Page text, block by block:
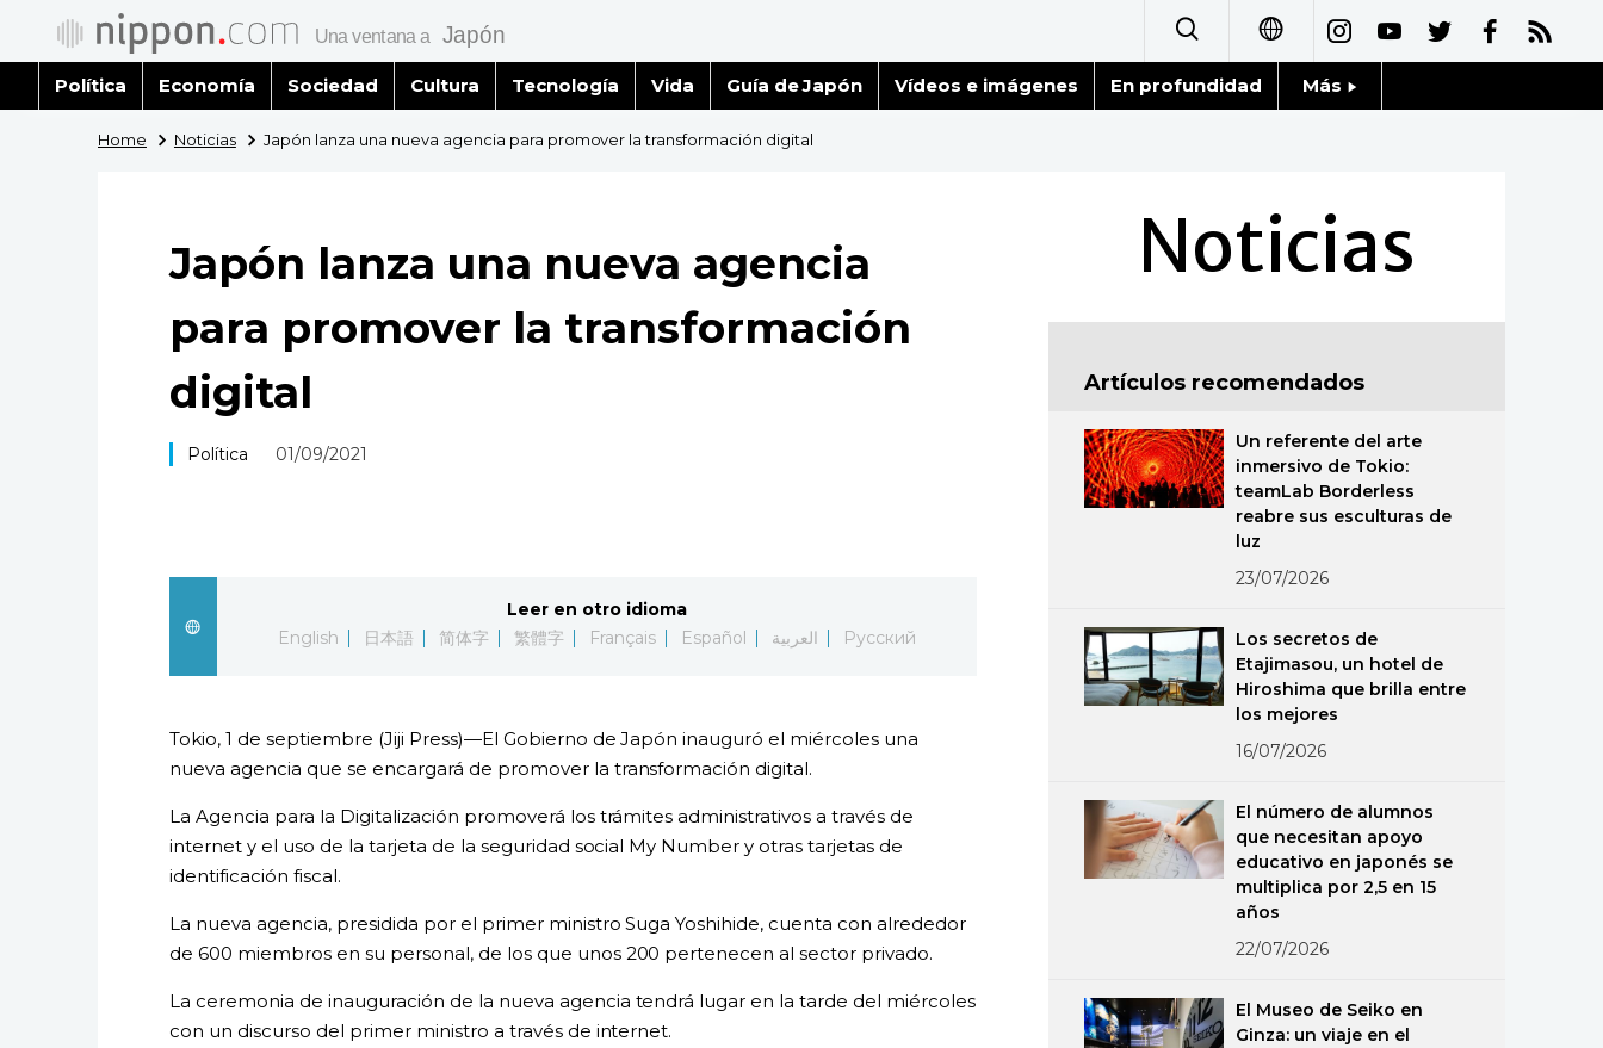
日本語
简体字
繁體字
العربية
Русский
Política Economía Sociedad Cultura Tecnología Vida Guía de Japón Vídeos e imágenes En profundidad Más
Fragmentos de Japón
Gente
Blog
Tokio
Avisos
Home Noticias Japón lanza una nueva agencia para promover la transformación digital
Japón lanza una nueva agencia
para promover la transformación
digital
Política 01/09/2021
Leer en otro idioma
English
日本語 简体字 繁體字 Français Español العربية Русский
Tokio, 1 de septiembre (Jiji Press)—El Gobierno de Japón inauguró el miércoles una
nueva agencia que se encargará de promover la transformación digital.
La Agencia para la Digitalización promoverá los trámites administrativos a través de
internet y el uso de la tarjeta de la seguridad social My Number y otras tarjetas de
identificación fiscal.
La nueva agencia, presidida por el primer ministro Suga Yoshihide, cuenta con alrededor
de 600 miembros en su personal, de los que unos 200 pertenecen al sector privado.
La ceremonia de inauguración de la nueva agencia tendrá lugar en la tarde del miércoles
con un discurso del primer ministro a través de internet.
Noticias
Artículos recomendados
Un referente del arte
inmersivo de Tokio:
teamLab Borderless
reabre sus esculturas de
luz
23/07/2026
Los secretos de
Etajimasou, un hotel de
Hiroshima que brilla entre
los mejores
16/07/2026
El número de alumnos
que necesitan apoyo
educativo en japonés se
multiplica por 2,5 en 15
años
22/07/2026
El Museo de Seiko en
Ginza: un viaje en el